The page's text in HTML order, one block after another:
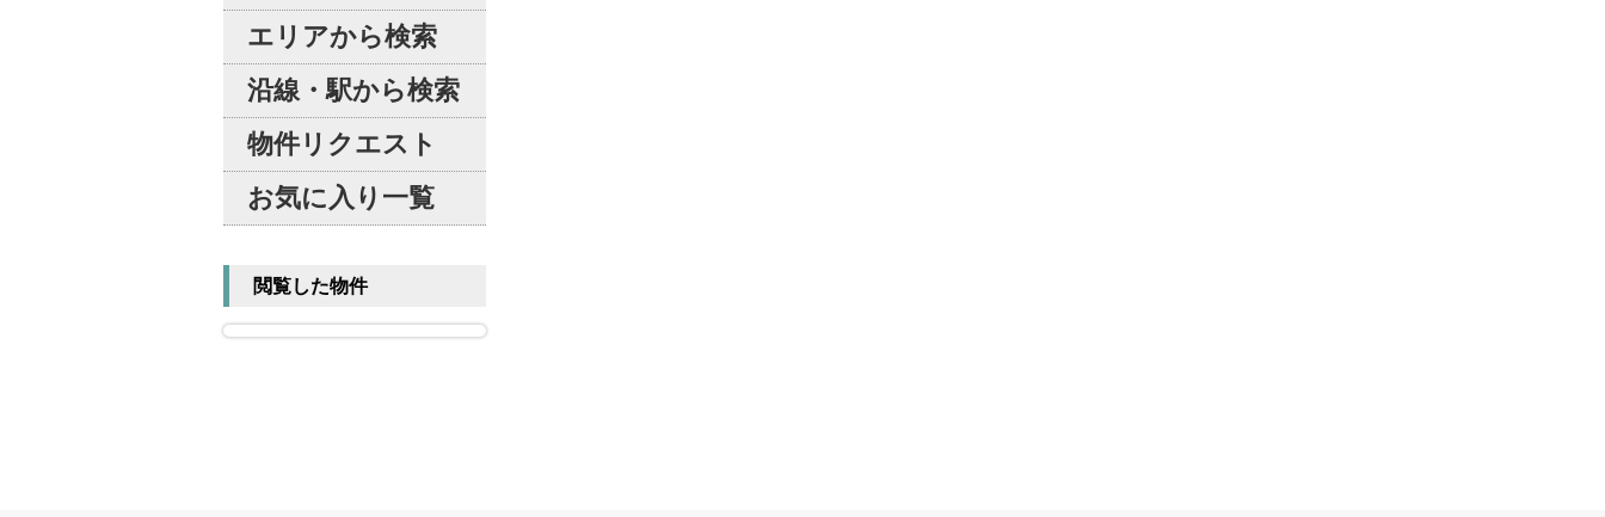
エリアから検索
沿線・駅から検索
物件リクエスト
お気に入り一覧
閲覧した物件